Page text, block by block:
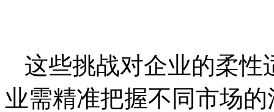
这些挑战对企业的柔性
业需精准把握不同市场